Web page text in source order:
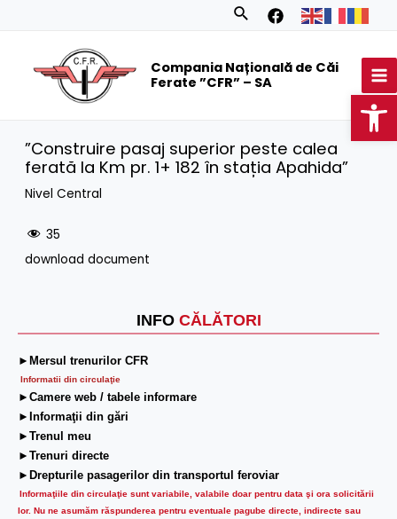
Search
Compania Națională de Căi
Ferate ”CFR” – SA
INFO CĂLĂTORI
►Mersul trenurilor CFR
Informatii din circulaţie
►Camere web / tabele informare
►Informaţii din gări
►Trenul meu
►Trenuri directe
►Drepturile pasagerilor din transportul feroviar
Informaţiile din circulaţie sunt variabile, valabile doar pentru data şi ora solicitării
lor. Nu ne asumăm răspunderea pentru eventuale pagube directe, indirecte sau
”Construire pasaj superior peste calea
ferată la Km pr. 1+ 182 în stația Apahida”
Nivel Central
35
download document